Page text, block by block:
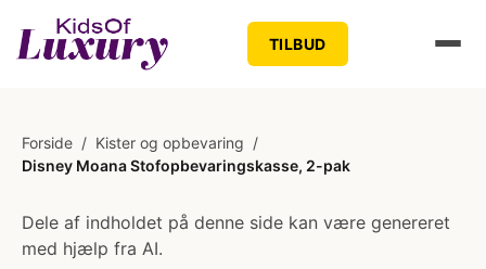
TILBUD
Forside / Kister og opbevaring /
Disney Moana Stofopbevaringskasse, 2-pak
Dele af indholdet på denne side kan være genereret
med hjælp fra AI.